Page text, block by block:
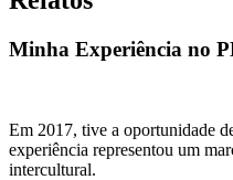
Minha Experiência no
Em 2017, tive a oportunidade
experiência representou um
intercultural.